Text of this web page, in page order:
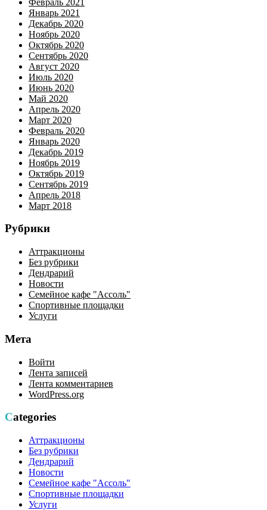
Январь 2021
Декабрь 2020
Ноябрь 2020
Октябрь 2020
Сентябрь 2020
Август 2020
Июль 2020
Июнь 2020
Май 2020
Апрель 2020
Март 2020
Февраль 2020
Январь 2020
Декабрь 2019
Ноябрь 2019
Октябрь 2019
Сентябрь 2019
Апрель 2018
Март 2018
Рубрики
Аттракционы
Без рубрики
Дендрарий
Новости
Семейное кафе "Ассоль"
Спортивные площадки
Услуги
Мета
Войти
Лента записей
Лента комментариев
WordPress.org
Categories
Аттракционы
Без рубрики
Дендрарий
Новости
Семейное кафе "Ассоль"
Спортивные площадки
Услуги